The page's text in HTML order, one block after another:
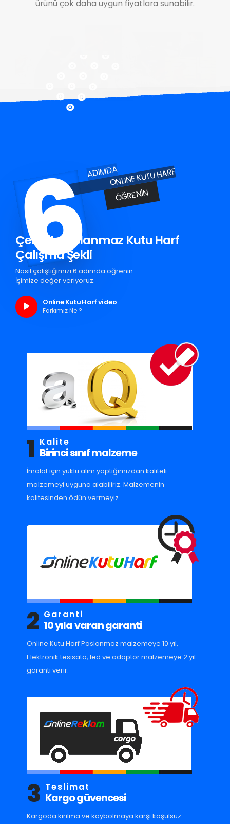
ürünü çok daha uygun fiyatlara sunabilir.
6ADIMDAONLINE KUTU HARF
ÖĞRENIN
Çermik Paslanmaz Kutu Harf
Çalışma Şekli
Nasıl çalıştığımızı 6 adımda öğrenin.
İşimize değer veriyoruz.
Online Kutu Harf video
Farkımız Ne ?
1 Kalite
Birinci sınıf malzeme
İmalat için yüklü alım yaptığımızdan kaliteli
malzemeyi uyguna alabiliriz. Malzemenin
kalitesinden ödün vermeyiz.
2 Garanti
10 yıla varan garanti
Online Kutu Harf Paslanmaz malzemeye 10 yıl,
Elektronik tesisata, led ve adaptör malzemeye 2 yıl
garanti verir.
3 Teslimat
Kargo güvencesi
Kargoda kırılma ve kaybolmaya karşı koşulsuz